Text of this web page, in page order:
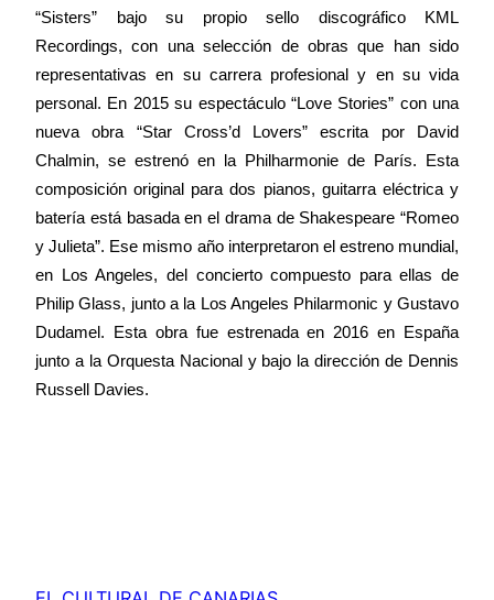
“Sisters” bajo su propio sello discográfico KML
Recordings, con una selección de obras que han sido
representativas en su carrera profesional y en su vida
personal. En 2015 su espectáculo “Love Stories” con una
nueva obra “Star Cross’d Lovers” escrita por David
Chalmin, se estrenó en la Philharmonie de París. Esta
composición original para dos pianos, guitarra eléctrica y
batería está basada en el drama de Shakespeare “Romeo
y Julieta”. Ese mismo año interpretaron el estreno mundial,
en Los Angeles, del concierto compuesto para ellas de
Philip Glass, junto a la Los Angeles Philarmonic y Gustavo
Dudamel. Esta obra fue estrenada en 2016 en España
junto a la Orquesta Nacional y bajo la dirección de Dennis
Russell Davies.